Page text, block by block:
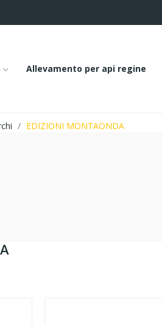
Allevamento per api regine
EDIZIONI MONTAONDA